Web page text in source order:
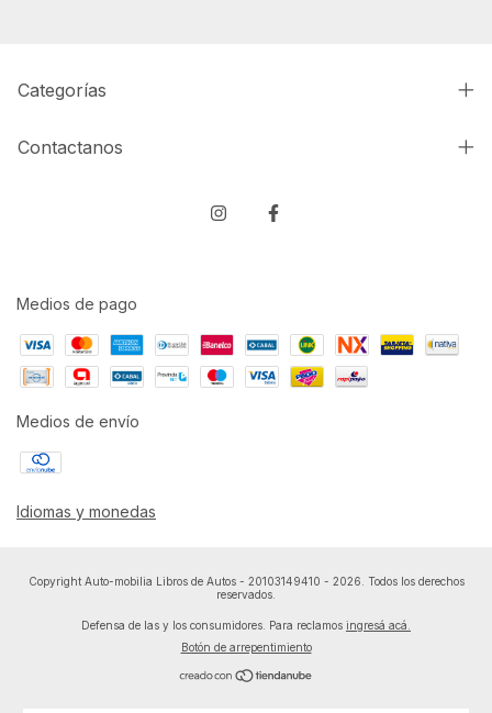
Categorías
Contactanos
Medios de pago
Medios de envío
Idiomas y monedas
Copyright Auto-mobilia Libros de Autos - 20103149410 - 2026. Todos los derechos
reservados.
Defensa de las y los consumidores. Para reclamos ingresá acá.
Botón de arrepentimiento